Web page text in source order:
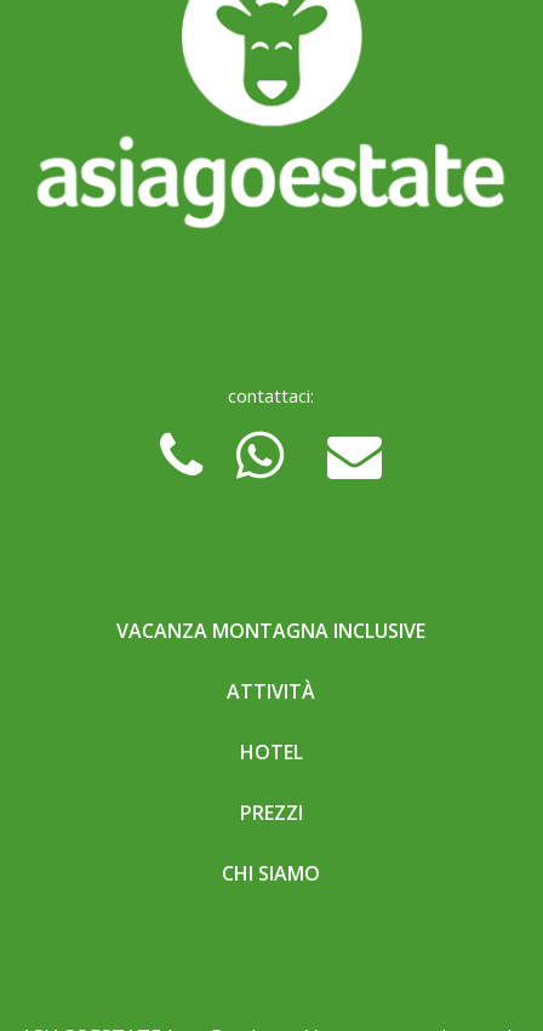
contattaci:
VACANZA MONTAGNA INCLUSIVE
ATTIVITÀ
HOTEL
PREZZI
CHI SIAMO